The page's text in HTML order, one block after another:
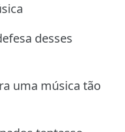
desses
uma música tão